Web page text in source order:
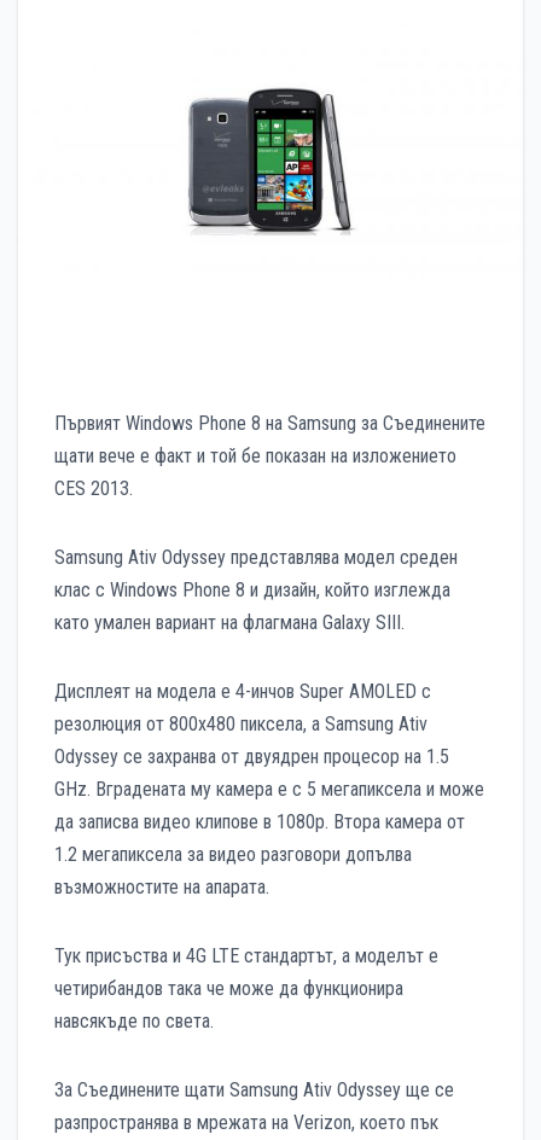
Първият Windows Phone 8 на Samsung за Съединените
щати вече е факт и той бе показан на изложението
CES 2013.
Samsung Ativ Odyssey представлява модел среден
клас с Windows Phone 8 и дизайн, който изглежда
като умален вариант на флагмана Galaxy SIII.
Дисплеят на модела е 4-инчов Super AMOLED с
резолюция от 800х480 пиксела, а Samsung Ativ
Odyssey се захранва от двуядрен процесор на 1.5
GHz. Вградената му камера е с 5 мегапиксела и може
да записва видео клипове в 1080р. Втора камера от
1.2 мегапиксела за видео разговори допълва
възможностите на апарата.
Тук присъства и 4G LTE стандартът, а моделът е
четирибандов така че може да функционира
навсякъде по света.
За Съединените щати Samsung Ativ Odyssey ще се
разпространява в мрежата на Verizon, което пък